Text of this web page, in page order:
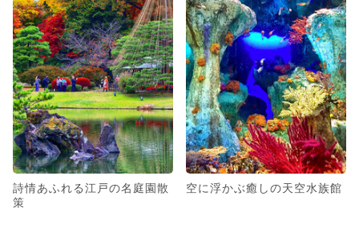
詩情あふれる江戸の名庭園散
策
空に浮かぶ癒しの天空水族館